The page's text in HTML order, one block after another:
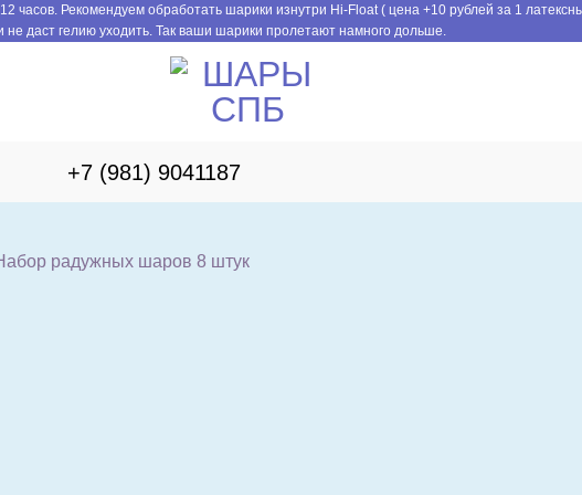
часов. Рекомендуем обработать шарики изнутри Hi-Float ( цена +10 рублей за 1
даст гелию уходить. Так ваши шарики пролетают намного дольше.
+7 (981) 9041187